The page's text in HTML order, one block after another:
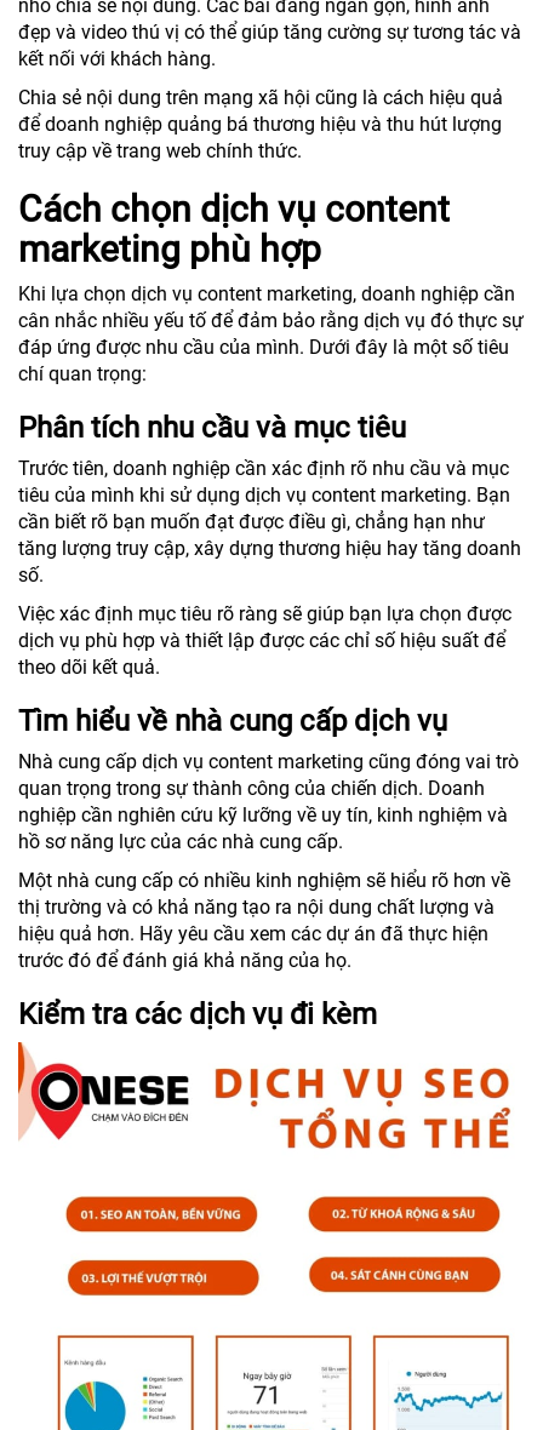
nhỏ chia sẻ nội dung. Các bài đăng ngắn gọn, hình ảnh
đẹp và video thú vị có thể giúp tăng cường sự tương tác và
kết nối với khách hàng.
Chia sẻ nội dung trên mạng xã hội cũng là cách hiệu quả
để doanh nghiệp quảng bá thương hiệu và thu hút lượng
truy cập về trang web chính thức.
Cách chọn dịch vụ content
marketing phù hợp
Khi lựa chọn dịch vụ content marketing, doanh nghiệp cần
cân nhắc nhiều yếu tố để đảm bảo rằng dịch vụ đó thực sự
đáp ứng được nhu cầu của mình. Dưới đây là một số tiêu
chí quan trọng:
Phân tích nhu cầu và mục tiêu
Trước tiên, doanh nghiệp cần xác định rõ nhu cầu và mục
tiêu của mình khi sử dụng dịch vụ content marketing. Bạn
cần biết rõ bạn muốn đạt được điều gì, chẳng hạn như
tăng lượng truy cập, xây dựng thương hiệu hay tăng doanh
số.
Việc xác định mục tiêu rõ ràng sẽ giúp bạn lựa chọn được
dịch vụ phù hợp và thiết lập được các chỉ số hiệu suất để
theo dõi kết quả.
Tìm hiểu về nhà cung cấp dịch vụ
Nhà cung cấp dịch vụ content marketing cũng đóng vai trò
quan trọng trong sự thành công của chiến dịch. Doanh
nghiệp cần nghiên cứu kỹ lưỡng về uy tín, kinh nghiệm và
hồ sơ năng lực của các nhà cung cấp.
Một nhà cung cấp có nhiều kinh nghiệm sẽ hiểu rõ hơn về
thị trường và có khả năng tạo ra nội dung chất lượng và
hiệu quả hơn. Hãy yêu cầu xem các dự án đã thực hiện
trước đó để đánh giá khả năng của họ.
Kiểm tra các dịch vụ đi kèm